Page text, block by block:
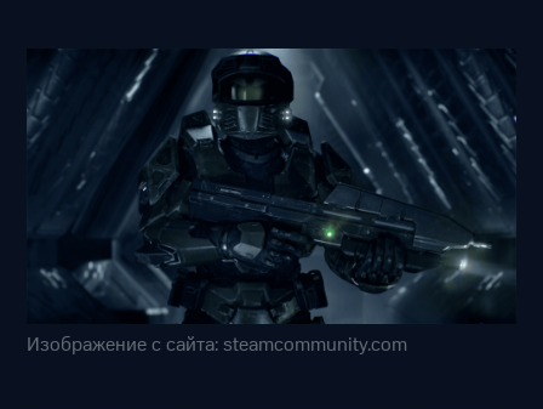
Изображение с сайта: steamcommunity.com